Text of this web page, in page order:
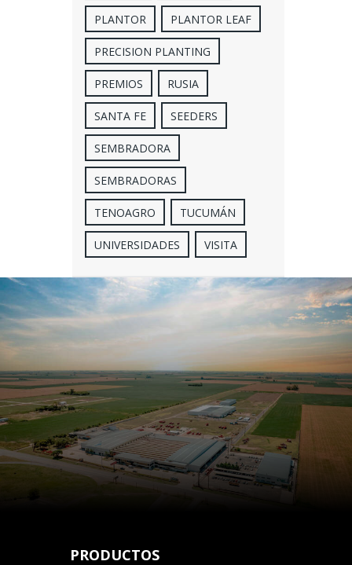
PLANTOR PLANTOR LEAF
PRECISION PLANTING
PREMIOS RUSIA
SANTA FE SEEDERS
SEMBRADORA
SEMBRADORAS
TENOAGRO TUCUMÁN
UNIVERSIDADES VISITA
PRODUCTOS